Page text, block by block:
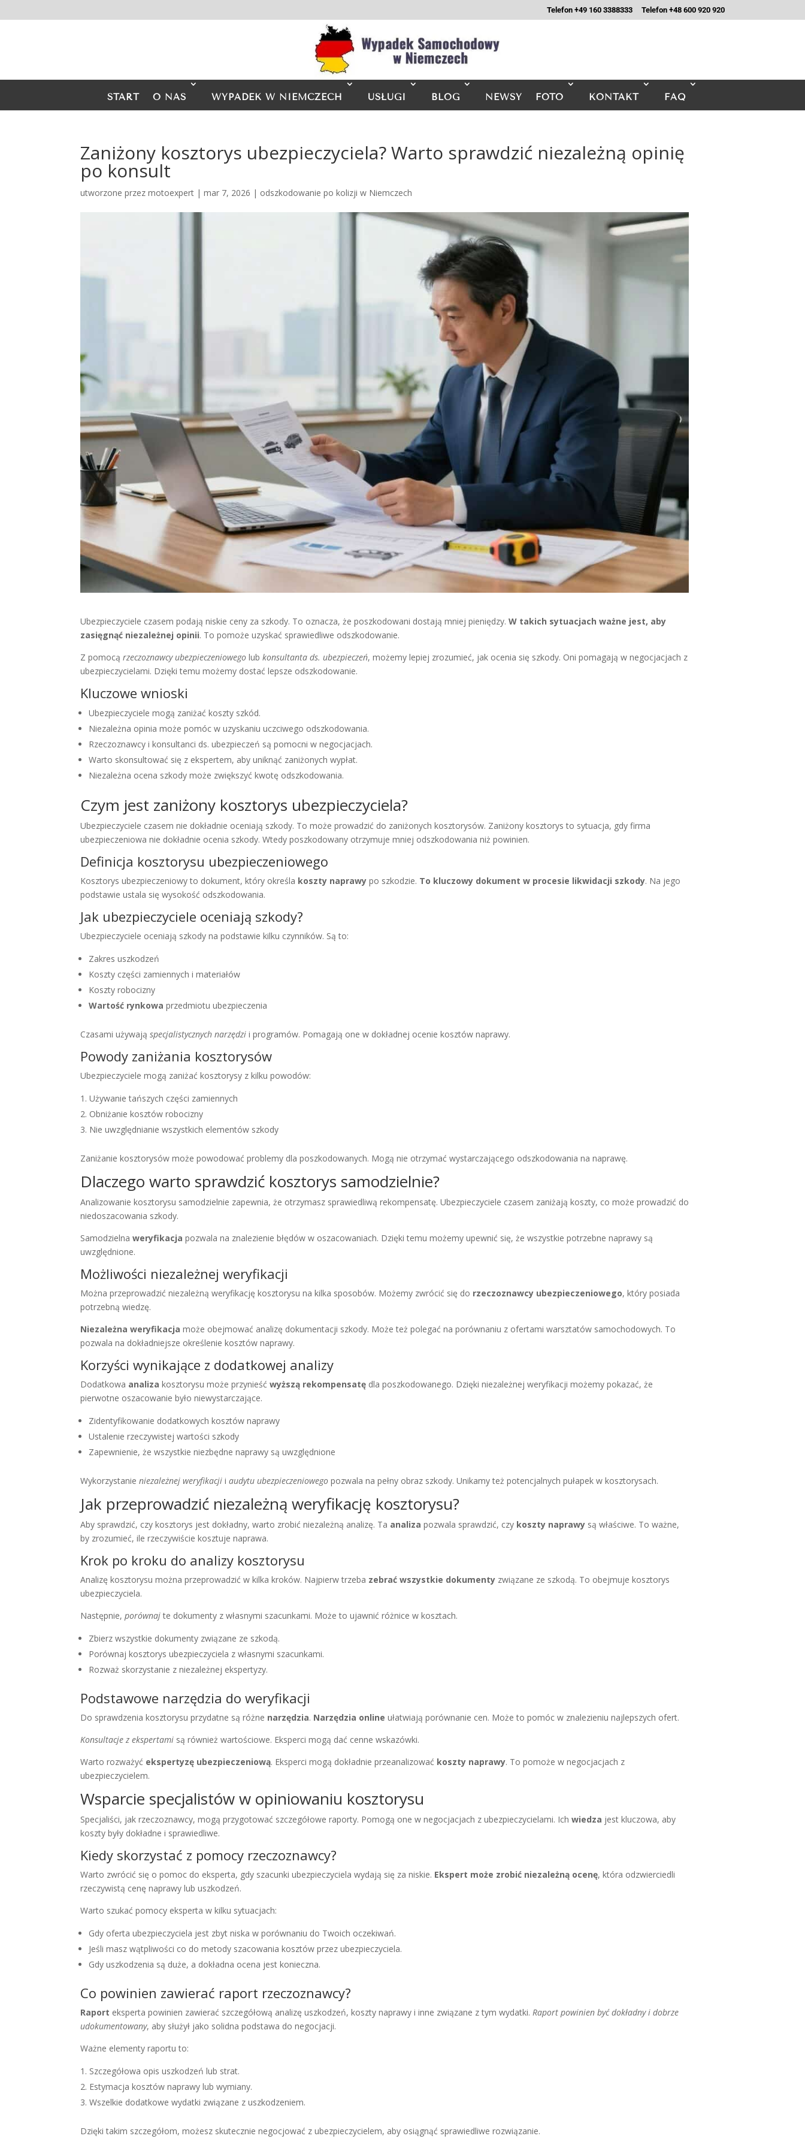
Telefon +49 160 3388333 Telefon +48 600 920 920
START O NAS WYPADEK W NIEMCZECH USŁUGI BLOG NEWSY FOTO KONTAKT FAQ
Zaniżony kosztorys ubezpieczyciela? Warto sprawdzić niezależną opinię
po konsult
utworzone przezmotoexpert |mar 7, 2026 | odszkodowanie po kolizji w Niemczech
Ubezpieczyciele czasem podają niskie ceny za szkody. To oznacza, że poszkodowani dostają mniej pieniędzy.W takich sytuacjach ważne jest, aby
zasięgnąć niezależnej opinii. To pomoże uzyskać sprawiedliwe odszkodowanie.
Z pomocąrzeczoznawcy ubezpieczeniowego lubkonsultanta ds. ubezpieczeń, możemy lepiej zrozumieć, jak ocenia się szkody. Oni pomagają w negocjacjach z
ubezpieczycielami. Dzięki temu możemy dostać lepsze odszkodowanie.
Kluczowe wnioski
Ubezpieczyciele mogą zaniżać koszty szkód.
Niezależna opinia może pomóc w uzyskaniu uczciwego odszkodowania.
Rzeczoznawcy i konsultanci ds. ubezpieczeń są pomocni w negocjacjach.
Warto skonsultować się z ekspertem, aby uniknąć zaniżonych wypłat.
Niezależna ocena szkody może zwiększyć kwotę odszkodowania.
Czym jest zaniżony kosztorys ubezpieczyciela?
Ubezpieczyciele czasem nie dokładnie oceniają szkody. To może prowadzić do zaniżonych kosztorysów. Zaniżony kosztorys to sytuacja, gdy firma
ubezpieczeniowa nie dokładnie ocenia szkody. Wtedy poszkodowany otrzymuje mniej odszkodowania niż powinien.
Definicja kosztorysu ubezpieczeniowego
Kosztorys ubezpieczeniowy to dokument, który określa koszty naprawy po szkodzie. To kluczowy dokument w procesie likwidacji szkody. Na jego
podstawie ustala się wysokość odszkodowania.
Jak ubezpieczyciele oceniają szkody?
Ubezpieczyciele oceniają szkody na podstawie kilku czynników. Są to:
Zakres uszkodzeń
Koszty części zamiennych i materiałów
Koszty robocizny
Wartość rynkowa przedmiotu ubezpieczenia
Czasami używająspecjalistycznych narzędzi i programów. Pomagają one w dokładnej ocenie kosztów naprawy.
Powody zaniżania kosztorysów
Ubezpieczyciele mogą zaniżać kosztorysy z kilku powodów:
Używanie tańszych części zamiennych
Obniżanie kosztów robocizny
Nie uwzględnianie wszystkich elementów szkody
Zaniżanie kosztorysów może powodować problemy dla poszkodowanych. Mogą nie otrzymać wystarczającego odszkodowania na naprawę.
Dlaczego warto sprawdzić kosztorys samodzielnie?
Analizowanie kosztorysu samodzielnie zapewnia, że otrzymasz sprawiedliwą rekompensatę. Ubezpieczyciele czasem zaniżają koszty, co może prowadzić do
niedoszacowania szkody.
Samodzielnaweryfikacja pozwala na znalezienie błędów w oszacowaniach. Dzięki temu możemy upewnić się, że wszystkie potrzebne naprawy są
uwzględnione.
Możliwości niezależnej weryfikacji
Można przeprowadzić niezależną weryfikację kosztorysu na kilka sposobów. Możemy zwrócić się do rzeczoznawcy ubezpieczeniowego, który posiada
potrzebną wiedzę.
Niezależna weryfikacja może obejmować analizę dokumentacji szkody. Może też polegać na porównaniu z ofertami warsztatów samochodowych. To
pozwala na dokładniejsze określenie kosztów naprawy.
Korzyści wynikające z dodatkowej analizy
Dodatkowa analiza kosztorysu może przynieśćwyższą rekompensatę dla poszkodowanego. Dzięki niezależnej weryfikacji możemy pokazać, że
pierwotne oszacowanie było niewystarczające.
Zidentyfikowanie dodatkowych kosztów naprawy
Ustalenie rzeczywistej wartości szkody
Zapewnienie, że wszystkie niezbędne naprawy są uwzględnione
Wykorzystanieniezależnej weryfikacji iaudytu ubezpieczeniowego pozwala na pełny obraz szkody. Unikamy też potencjalnych pułapek w kosztorysach.
Jak przeprowadzić niezależną weryfikację kosztorysu?
Aby sprawdzić, czy kosztorys jest dokładny, warto zrobić niezależną analizę. Ta analiza pozwala sprawdzić, czy koszty naprawy są właściwe. To ważne,
by zrozumieć, ile rzeczywiście kosztuje naprawa.
Krok po kroku do analizy kosztorysu
Analizę kosztorysu można przeprowadzić w kilka kroków. Najpierw trzeba zebrać wszystkie dokumenty związane ze szkodą. To obejmuje kosztorys
ubezpieczyciela.
Następnie,porównajte dokumenty z własnymi szacunkami. Może to ujawnić różnice w kosztach.
Zbierz wszystkie dokumenty związane ze szkodą.
Porównaj kosztorys ubezpieczyciela z własnymi szacunkami.
Rozważ skorzystanie z niezależnej ekspertyzy.
Podstawowe narzędzia do weryfikacji
Do sprawdzenia kosztorysu przydatne są różne narzędzia. Narzędzia online ułatwiają porównanie cen. Może to pomóc w znalezieniu najlepszych ofert.
Konsultacje z ekspertami są również wartościowe. Eksperci mogą dać cenne wskazówki.
Warto rozważyć ekspertyzę ubezpieczeniową. Eksperci mogą dokładnie przeanalizować koszty naprawy. To pomoże w negocjacjach z
ubezpieczycielem.
Wsparcie specjalistów w opiniowaniu kosztorysu
Specjaliści, jak rzeczoznawcy, mogą przygotować szczegółowe raporty. Pomogą one w negocjacjach z ubezpieczycielami. Ichwiedza jest kluczowa, aby
koszty były dokładne i sprawiedliwe.
Kiedy skorzystać z pomocy rzeczoznawcy?
Warto zwrócić się o pomoc do eksperta, gdy szacunki ubezpieczyciela wydają się za niskie. Ekspert może zrobić niezależną ocenę, która odzwierciedli
rzeczywistą cenę naprawy lub uszkodzeń.
Warto szukać pomocy eksperta w kilku sytuacjach:
Gdy oferta ubezpieczyciela jest zbyt niska w porównaniu do Twoich oczekiwań.
Jeśli masz wątpliwości co do metody szacowania kosztów przez ubezpieczyciela.
Gdy uszkodzenia są duże, a dokładna ocena jest konieczna.
Co powinien zawierać raport rzeczoznawcy?
Raport eksperta powinien zawierać szczegółową analizę uszkodzeń, koszty naprawy i inne związane z tym wydatki.Raport powinien być dokładny i dobrze
udokumentowany, aby służył jako solidna podstawa do negocjacji.
Ważne elementy raportu to:
Szczegółowa opis uszkodzeń lub strat.
Estymacja kosztów naprawy lub wymiany.
Wszelkie dodatkowe wydatki związane z uszkodzeniem.
Dzięki takim szczegółom, możesz skutecznie negocjować z ubezpieczycielem, aby osiągnąć sprawiedliwe rozwiązanie.